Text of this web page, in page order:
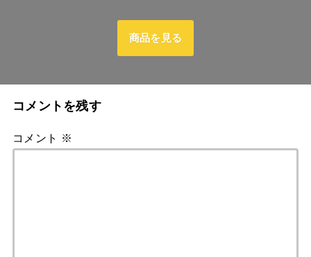
商品を見る
コメントを残す
コメント ※